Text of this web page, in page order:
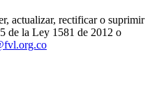
actualizar, rectificar o suprimir
de la Ley 1581 de 2012 o